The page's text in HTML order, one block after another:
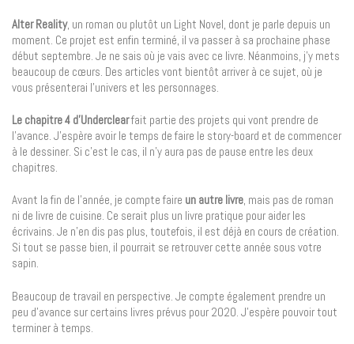
Alter Reality, un roman ou plutôt un Light Novel, dont je parle depuis un
moment. Ce projet est enfin terminé, il va passer à sa prochaine phase
début septembre. Je ne sais où je vais avec ce livre. Néanmoins, j’y mets
beaucoup de cœurs. Des articles vont bientôt arriver à ce sujet, où je
vous présenterai l’univers et les personnages.
Le chapitre 4 d’Underclearfait partie des projets qui vont prendre de
l’avance. J’espère avoir le temps de faire le story-board et de commencer
à le dessiner. Si c’est le cas, il n’y aura pas de pause entre les deux
chapitres.
Avant la fin de l’année, je compte faire un autre livre, mais pas de roman
ni de livre de cuisine. Ce serait plus un livre pratique pour aider les
écrivains. Je n’en dis pas plus, toutefois, il est déjà en cours de création.
Si tout se passe bien, il pourrait se retrouver cette année sous votre
sapin.
Beaucoup de travail en perspective. Je compte également prendre un
peu d’avance sur certains livres prévus pour 2020. J’espère pouvoir tout
terminer à temps.